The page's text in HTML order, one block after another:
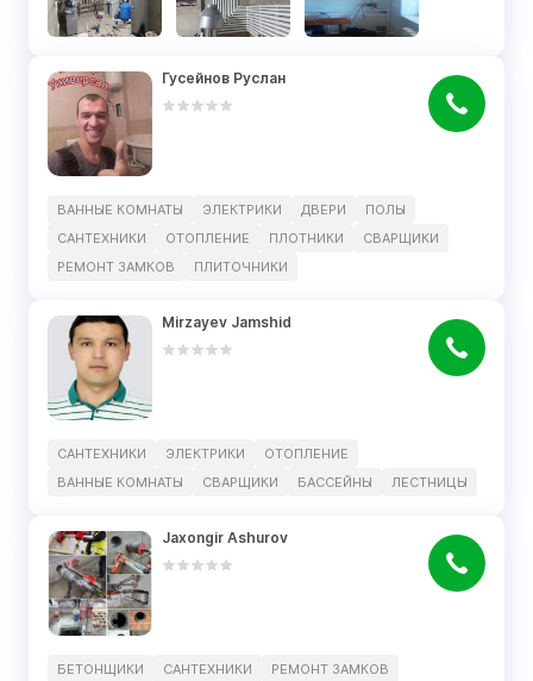
Гусейнов Руслан
ВАННЫЕ КОМНАТЫ ЭЛЕКТРИКИ ДВЕРИ
ПОЛЫ
САНТЕХНИКИ
ОТОПЛЕНИЕ ПЛОТНИКИ
СВАРЩИКИ
РЕМОНТ ЗАМКОВ
ПЛИТОЧНИКИ
Mirzayev Jamshid
САНТЕХНИКИ ЭЛЕКТРИКИ
ОТОПЛЕНИЕ
ВАННЫЕ КОМНАТЫ
СВАРЩИКИ БАССЕЙНЫ ЛЕСТНИЦЫ
Jaxongir Ashurov
БЕТОНЩИКИ САНТЕХНИКИ РЕМОНТ ЗАМКОВ